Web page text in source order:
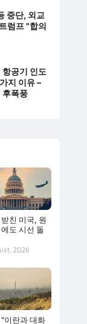
중단, 외교
럼프 "합의
항공기 인도
지 이유 –
후폭풍
친 미국, 원
도 시선 돌
2026
이란과 대화